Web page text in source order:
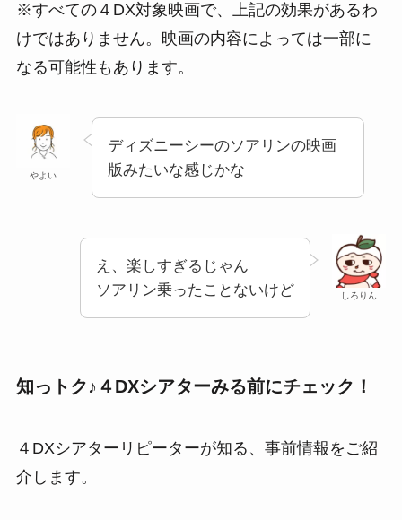
※すべての４DX対象映画で、上記の効果があるわ
けではありません。映画の内容によっては一部に
なる可能性もあります。
やよい
ディズニーシーのソアリンの映画
版みたいな感じかな
しろりん
え、楽しすぎるじゃん
ソアリン乗ったことないけど
知っトク♪４DXシアターみる前にチェック！
４DXシアターリピーターが知る、事前情報をご紹
介します。